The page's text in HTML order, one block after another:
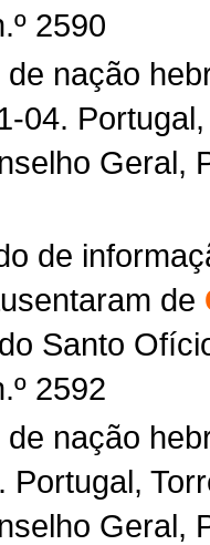
2590
nação
04.
Geral,
de
de
Santo
2592
nação
. Portugal,
Geral,